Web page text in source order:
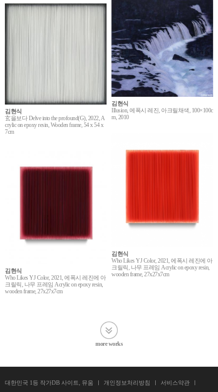
김현식
Illusion, 에폭시 레진, 아크릴채색, 100×100c
m, 2010
김현식
玄을보다 Delve into the profound(G), 2022, A
crylic on epoxy resin, Wooden frame, 54 x 54 x
7cm
김현식
Who Likes YJ Color, 2021, 에폭시 레진에 아
크릴릭, 나무 프레임 Acrylic on epoxy resin,
wooden frame, 27x27x7cm
김현식
Who Likes YJ Color, 2021, 에폭시 레진에 아
크릴릭, 나무 프레임 Acrylic on epoxy resin,
wooden frame, 27x27x7cm
more works
대한민국 1등 작가DB 사이트, 뮤움 개인정보처리방침 서비스약관